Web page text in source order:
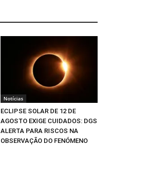
Notícias
ECLIPSE SOLAR DE 12 DE
AGOSTO EXIGE CUIDADOS: DGS
ALERTA PARA RISCOS NA
OBSERVAÇÃO DO FENÓMENO